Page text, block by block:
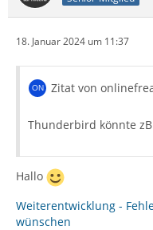
18. Januar 2024 um 11:37
Zitat von
Thunderbird könnte
Hallo
Weiterentwicklung -
wünschen